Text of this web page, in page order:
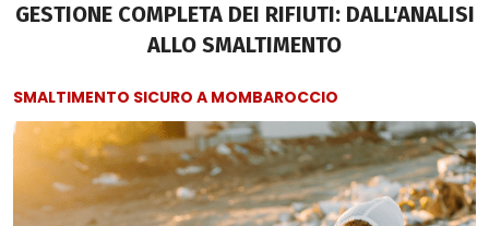
GESTIONE COMPLETA DEI RIFIUTI: DALL'ANALISI
ALLO SMALTIMENTO
SMALTIMENTO SICURO A MOMBAROCCIO